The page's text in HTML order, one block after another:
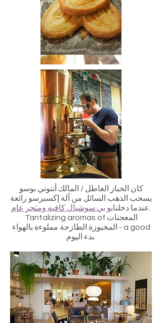
كان الخباز العاطل / المالك أنتوني بوسو
يسحب الذهب السائل من آلة إكسبرسو رائعة
عندما دخلنايو بي سوشيال كافيه ومتجر عام
Tantalizing aromas of المعجنات
المخبوزة الطازجة مملوءة بالهواء - a good